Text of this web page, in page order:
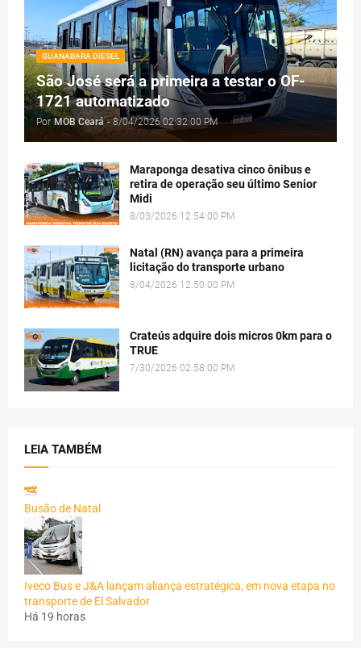
GUANABARA DIESEL
São José será a primeira a testar o OF-
1721 automatizado
Por MOB Ceará - 8/04/2026 02:32:00 PM
Maraponga desativa cinco ônibus e
retira de operação seu último Senior
Midi
8/03/2026 12:54:00 PM
Natal (RN) avança para a primeira
licitação do transporte urbano
8/04/2026 12:50:00 PM
Crateús adquire dois micros 0km para o
TRUE
7/30/2026 02:58:00 PM
LEIA TAMBÉM
Busão de Natal
Iveco Bus e J&A lançam aliança estratégica, em nova etapa no
transporte de El Salvador
Há 19 horas